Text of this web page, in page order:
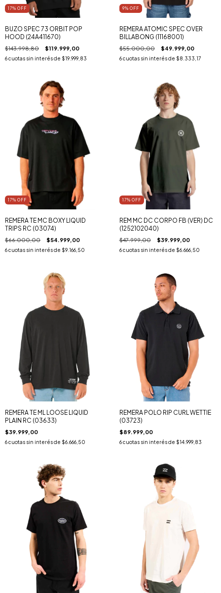
17% OFF
BUZO SPEC 73 ORBIT POP
HOOD (24A411670)
$143.998,80 $119.999,00
6cuotas sin interés de $19.999,83
9% OFF
REMERA ATOMIC SPEC OVER
BILLABONG (11168001)
$55.000,00 $49.999,00
6 cuotas sin interés de $8.333,17
17% OFF
REMERA TE MC BOXY LIQUID
TRIPS RC (03074)
$66.000,00 $54.999,00
6cuotas sin interés de $9.166,50
17% OFF
REM MC DC CORPO FB (VER) DC
(1252102040)
$47.999,00 $39.999,00
6 cuotas sin interés de $6.666,50
REMERA TE ML LOOSE LIQUID
PLAIN RC (03633)
$39.999,00
6cuotas sin interés de $6.666,50
REMERA POLO RIP CURL WETTIE
(03723)
$89.999,00
6 cuotas sin interés de $14.999,83